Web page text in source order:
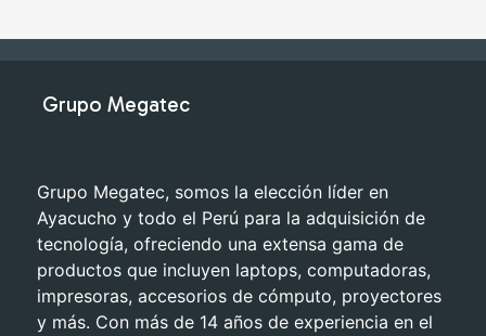
Grupo Megatec
Grupo Megatec, somos la elección líder en
Ayacucho y todo el Perú para la adquisición de
tecnología, ofreciendo una extensa gama de
productos que incluyen laptops, computadoras,
impresoras, accesorios de cómputo, proyectores
y más. Con más de 14 años de experiencia en el